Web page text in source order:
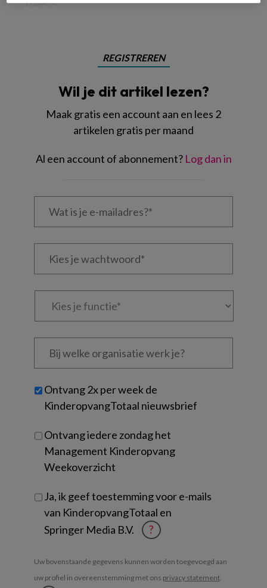
Remko
REGISTREREN
Wil je dit artikel lezen?
Maak gratis een account aan en lees 2
artikelen gratis per maand
Al een account of abonnement? Log dan in
Wat
Kies
Kies
Bij
welke
je?
Untitled
Ontvang 2x per week de
KinderopvangTotaal nieuwsbrief
Ontvang iedere zondag het
Management Kinderopvang
Weekoverzicht
Ja, ik geef toestemming voor e-mails
van KinderopvangTotaal en
Springer Media B.V.
?
Uw bovenstaande gegevens kunnen worden toegevoegd aan
uw profiel in overeenstemming met ons privacy statement.